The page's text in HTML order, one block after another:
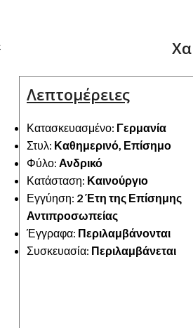
Λεπτομέρειες
Κατασκευασμένο: Γερμανία
Στυλ: Καθημερινό, Επίσημο
Φύλο: Ανδρικό
Κατάσταση: Καινούργιο
Εγγύηση: 2 Έτη της Επίσημης
Αντιπροσωπείας
Έγγραφα: Περιλαμβάνονται
Συσκευασία: Περιλαμβάνεται